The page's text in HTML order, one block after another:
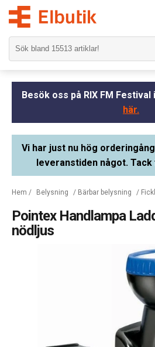
Besök oss på RIX FM Festival
här.
Vi har just nu hög
leveranstiden något.
Hem / Belysning / Bärbar belysning /
Pointex Handlampa
nödljus